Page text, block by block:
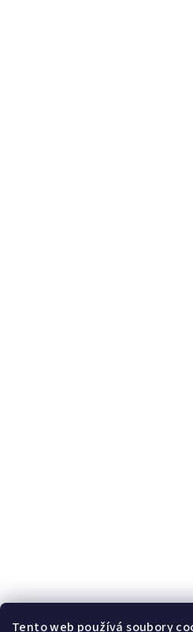
Tento web používá soubory